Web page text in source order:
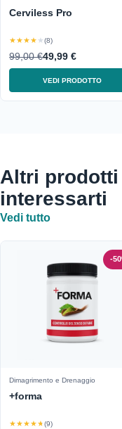
Cerviless Pro
★★★★★(8)
99,00 €49,99 €
VEDI PRODOTTO
Altri
interessarti
Vedi tutto
-
Dimagrimento e Drenaggio
+forma
★★★★★(9)